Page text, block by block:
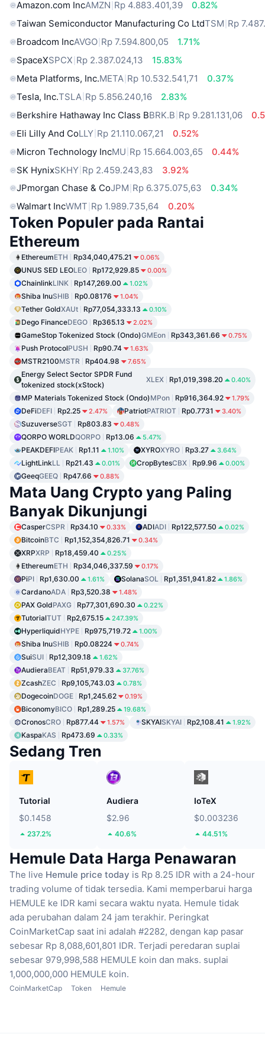
Amazon.com IncAMZN Rp 4.883.401,39
0.82%
Taiwan Semiconductor Manufacturing Co LtdTSM Rp
Broadcom IncAVGO Rp 7.594.800,05
1.71%
SpaceXSPCX Rp 2.387.024,13
15.83%
Meta Platforms, Inc.META Rp 10.532.541,71
0.37%
Tesla, Inc.TSLA Rp 5.856.240,16
2.83%
Berkshire Hathaway Inc Class BBRK.B Rp 9.281.131,06
Eli Lilly And CoLLY Rp 21.110.067,21
0.52%
Micron Technology IncMU Rp 15.664.003,65
0.44%
SK HynixSKHY Rp 2.459.243,83
3.92%
JPmorgan Chase & CoJPM Rp 6.375.075,63
0.34%
Walmart IncWMT Rp 1.989.735,64 0.20%
Token Populer pada Rantai
Ethereum
EthereumETH Rp34,040,475.21 0.06%
UNUS SED LEOLEO Rp172,929.85 0.00%
ChainlinkLINK Rp147,269.00 1.02%
Shiba InuSHIB Rp0.08176 1.04%
Tether GoldXAUt Rp77,054,333.13 0.10%
Dego FinanceDEGO Rp365.13 2.02%
GameStop Tokenized Stock (Ondo)GMEon Rp343,361.66 0.75%
Push ProtocolPUSH Rp90.74 1.63%
MSTR2100MSTR Rp404.98 7.65%
Energy Select Sector SPDR Fund
tokenized stock(xStock)
XLEX Rp1,019,398.20 0.40%
MP Materials Tokenized Stock (Ondo)MPon Rp916,364.92 1.79%
DeFiDEFI Rp2.25 2.47% PatriotPATRIOT Rp0.7731 3.40%
SuzuverseSGT Rp803.83 0.48%
QORPO WORLDQORPO Rp13.06 5.47%
PEAKDEFIPEAK Rp1.11 1.10% XYROXYRO Rp3.27 3.64%
LightLinkLL Rp21.43 0.01% CropBytesCBX Rp9.96 0.00%
GeeqGEEQ Rp47.66 0.88%
Mata Uang Crypto yang Paling
Banyak Dikunjungi
CasperCSPR Rp34.10 0.33% ADIADI Rp122,577.50 0.02%
BitcoinBTC Rp1,152,354,826.71 0.34%
XRPXRP Rp18,459.40 0.25%
EthereumETH Rp34,046,337.59 0.17%
PiPI Rp1,630.00 1.61% SolanaSOL Rp1,351,941.82 1.86%
CardanoADA Rp3,520.38 1.48%
PAX GoldPAXG Rp77,301,690.30 0.22%
TutorialTUT Rp2,675.15 247.39%
HyperliquidHYPE Rp975,719.72 1.00%
Shiba InuSHIB Rp0.08224 0.74%
SuiSUI Rp12,309.18 1.62%
AudieraBEAT Rp51,979.33 37.76%
ZcashZEC Rp9,105,743.03 0.78%
DogecoinDOGE Rp1,245.62 0.19%
BiconomyBICO Rp1,289.25 19.68%
CronosCRO Rp877.44 1.57% SKYAISKYAI Rp2,108.41 1.92%
KaspaKAS Rp473.69 0.33%
Sedang Tren
Tutorial
$0.1458
237.2%
Audiera
$2.96
40.6%
IoTeX
$0.003236
44.51%
Hemule Data Harga Penawaran
The live Hemule price today is Rp 8.25 IDR with a 24-hour
trading volume of tidak tersedia. Kami memperbarui harga
HEMULE ke IDR kami secara waktu nyata. Hemule tidak
ada perubahan dalam 24 jam terakhir. Peringkat
CoinMarketCap saat ini adalah #2282, dengan kap pasar
sebesar Rp 8,088,601,801 IDR. Terjadi peredaran suplai
sebesar 979,998,588 HEMULE koin dan maks. suplai
1,000,000,000 HEMULE koin.
CoinMarketCap Token Hemule